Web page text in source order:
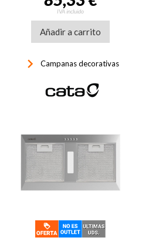
IVA incluido
Añadir a carrito
keyboard_arrow_right Campanas decorativas